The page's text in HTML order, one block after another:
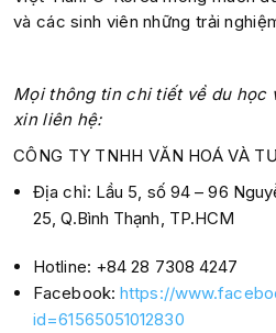
và các sinh viên những trải
Mọi thông tin chi tiết về du học
xin liên hệ:
CÔNG TY TNHH VĂN HOÁ VÀ
Địa chỉ: Lầu 5, số 94 – 96
25, Q.Bình Thạnh, TP.HCM
Hotline: +84 28 7308 4247
Facebook: https://
id=61565051012830